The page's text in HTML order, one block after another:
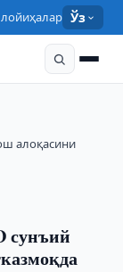
Ўз
алоқасини
сунъий